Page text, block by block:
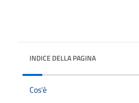
INDICE DELLA PAGINA
Cos'è